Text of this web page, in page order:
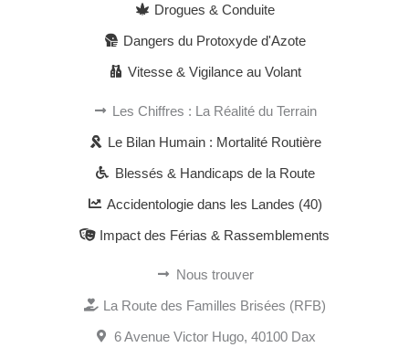
Drogues & Conduite
Dangers du Protoxyde d'Azote
Vitesse & Vigilance au Volant
Les Chiffres : La Réalité du Terrain
Le Bilan Humain : Mortalité Routière
Blessés & Handicaps de la Route
Accidentologie dans les Landes (40)
Impact des Férias & Rassemblements
Nous trouver
La Route des Familles Brisées (RFB)
6 Avenue Victor Hugo, 40100 Dax